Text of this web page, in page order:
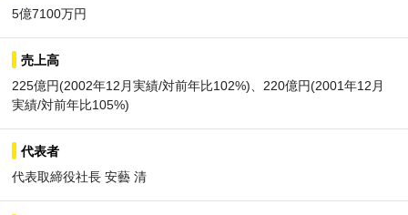
5億7100万円
売上高
225億円(2002年12月実績/対前年比102%)、220億円(2001年12月
実績/対前年比105%)
代表者
代表取締役社長 安藝 清